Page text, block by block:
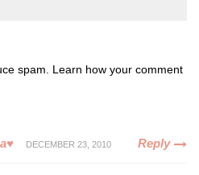
spam. Learn how your comment
DECEMBER 23, 2010 Reply